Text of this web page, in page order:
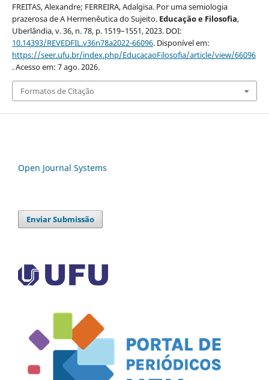
FREITAS, Alexandre; FERREIRA, Adalgisa. Por uma semiologia
prazerosa de A Hermenêutica do Sujeito. Educação e Filosofia,
Uberlândia, v. 36, n. 78, p. 1519–1551, 2023. DOI:
10.14393/REVEDFIL.v36n78a2022-66096. Disponível em:
https://seer.ufu.br/index.php/EducacaoFilosofia/article/view/66096
. Acesso em: 7 ago. 2026.
Formatos de Citação
Open Journal Systems
Enviar Submissão